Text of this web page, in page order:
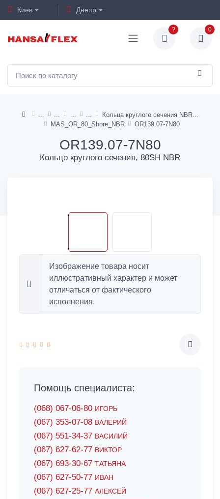
Киев Днепр
? 0
Кольца круглого сечения NBR
MAS_OR_80_Shore_NBR
OR139.07-7N80
OR139.07-7N80
Кольцо круглого сечения, 80SH NBR
Изображение товара носит
иллюстративный характер и может
отличаться от фактического
исполнения.
Помощь специалиста:
(068) 067-06-80 ИГОРЬ
(067) 353-07-08 ВАЛЕРИЙ
(067) 551-34-37 ВАСИЛИЙ
(067) 627-62-77 ВИКТОР
(067) 693-30-67 ТАТЬЯНА
(067) 627-50-77 ИВАН
(067) 627-25-77 АЛЕКСЕЙ